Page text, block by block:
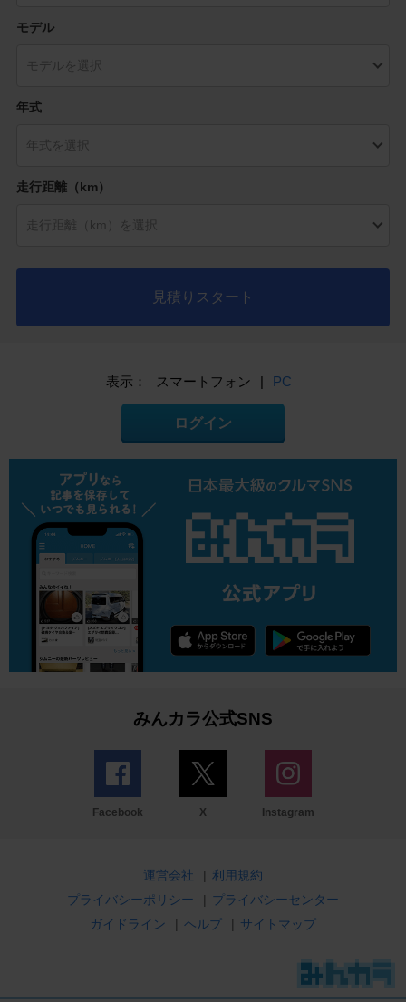
モデル
年式
走行距離（km）
見積りスタート
表示： スマートフォン | PC
ログイン
みんカラ公式SNS
Facebook X Instagram
運営会社 | 利用規約
プライバシーポリシー
| プライバシーセンター
ガイドライン
| ヘルプ | サイトマップ